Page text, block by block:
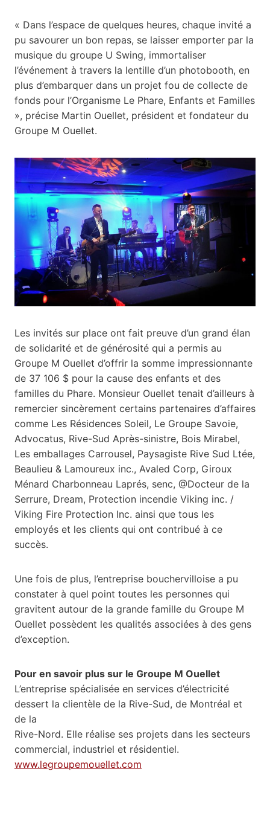
« Dans l’espace de quelques heures, chaque invité a
pu savourer un bon repas, se laisser emporter par la
musique du groupe U Swing, immortaliser
l’événement à travers la lentille d’un photobooth, en
plus d’embarquer dans un projet fou de collecte de
fonds pour l’Organisme Le Phare, Enfants et Familles
», précise Martin Ouellet, président et fondateur du
Groupe M Ouellet.
Les invités sur place ont fait preuve d’un grand élan
de solidarité et de générosité qui a permis au
Groupe M Ouellet d’offrir la somme impressionnante
de 37 106 $ pour la cause des enfants et des
familles du Phare. Monsieur Ouellet tenait d’ailleurs à
remercier sincèrement certains partenaires d’affaires
comme Les Résidences Soleil, Le Groupe Savoie,
Advocatus, Rive-Sud Après-sinistre, Bois Mirabel,
Les emballages Carrousel, Paysagiste Rive Sud Ltée,
Beaulieu & Lamoureux inc., Avaled Corp, Giroux
Ménard Charbonneau Laprés, senc, @Docteur de la
Serrure, Dream, Protection incendie Viking inc. /
Viking Fire Protection Inc. ainsi que tous les
employés et les clients qui ont contribué à ce
succès.
Une fois de plus, l’entreprise bouchervilloise a pu
constater à quel point toutes les personnes qui
gravitent autour de la grande famille du Groupe M
Ouellet possèdent les qualités associées à des gens
d’exception.
Pour en savoir plus sur le Groupe M Ouellet
L’entreprise spécialisée en services d’électricité
dessert la clientèle de la Rive-Sud, de Montréal et
de la
Rive-Nord. Elle réalise ses projets dans les secteurs
commercial, industriel et résidentiel.
www.legroupemouellet.com